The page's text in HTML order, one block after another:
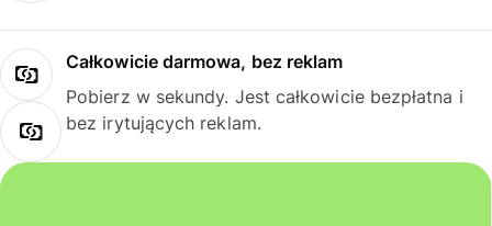
Całkowicie darmowa, bez reklam
Pobierz w sekundy. Jest całkowicie bezpłatna i
bez irytujących reklam.